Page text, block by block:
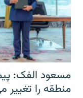
مسعود الفک:
منطقه را تغییر